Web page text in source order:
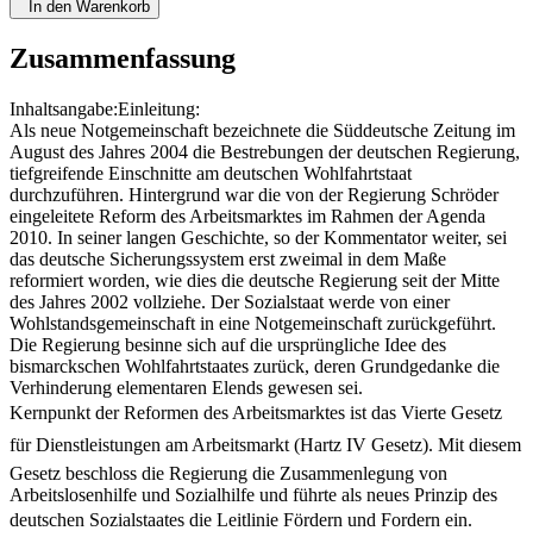
In den Warenkorb
Zusammenfassung
Inhaltsangabe:Einleitung:
Als neue Notgemeinschaft bezeichnete die Süddeutsche Zeitung im
August des Jahres 2004 die Bestrebungen der deutschen Regierung,
tiefgreifende Einschnitte am deutschen Wohlfahrtstaat
durchzuführen. Hintergrund war die von der Regierung Schröder
eingeleitete Reform des Arbeitsmarktes im Rahmen der Agenda
2010. In seiner langen Geschichte, so der Kommentator weiter, sei
das deutsche Sicherungssystem erst zweimal in dem Maße
reformiert worden, wie dies die deutsche Regierung seit der Mitte
des Jahres 2002 vollziehe. Der Sozialstaat werde von einer
Wohlstandsgemeinschaft in eine Notgemeinschaft zurückgeführt.
Die Regierung besinne sich auf die ursprüngliche Idee des
bismarckschen Wohlfahrtstaates zurück, deren Grundgedanke die
Verhinderung elementaren Elends gewesen sei.
Kernpunkt der Reformen des Arbeitsmarktes ist das Vierte Gesetz
für Dienstleistungen am Arbeitsmarkt (Hartz IV Gesetz). Mit diesem
Gesetz beschloss die Regierung die Zusammenlegung von
Arbeitslosenhilfe und Sozialhilfe und führte als neues Prinzip des
deutschen Sozialstaates die Leitlinie Fördern und Fordern ein.